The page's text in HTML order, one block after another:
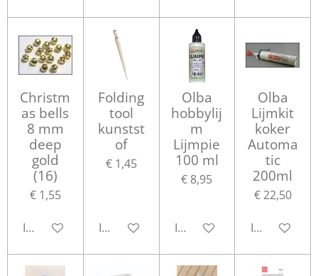
Christm
as bells
8 mm
deep
gold
(16)
€ 1,55
In winkelwagen
Folding
tool
kunstst
of
€ 1,45
In winkelwagen
Olba
hobbylij
m
Lijmpie
100 ml
€ 8,95
In winkelwagen
Olba
Lijmkit
koker
Automa
tic
200ml
€ 22,50
In